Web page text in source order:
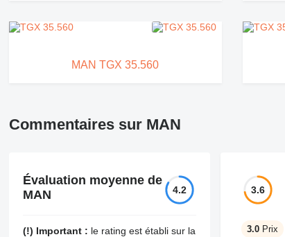
MAN TGX 35.560
Commentaires sur MAN
Évaluation moyenne de
MAN
4.2
(!) Important : le rating est établi sur la
3.6
3.0 Prix